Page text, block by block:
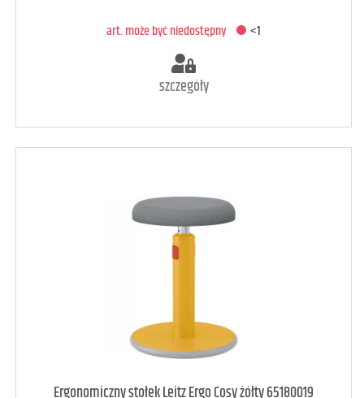
art. może być niedostępny <1
szczegóły
art. może być niedostępny <1
Ergonomiczny stołek Leitz Ergo Cosy żółty 65180019